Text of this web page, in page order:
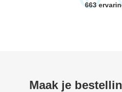
663
Maak je